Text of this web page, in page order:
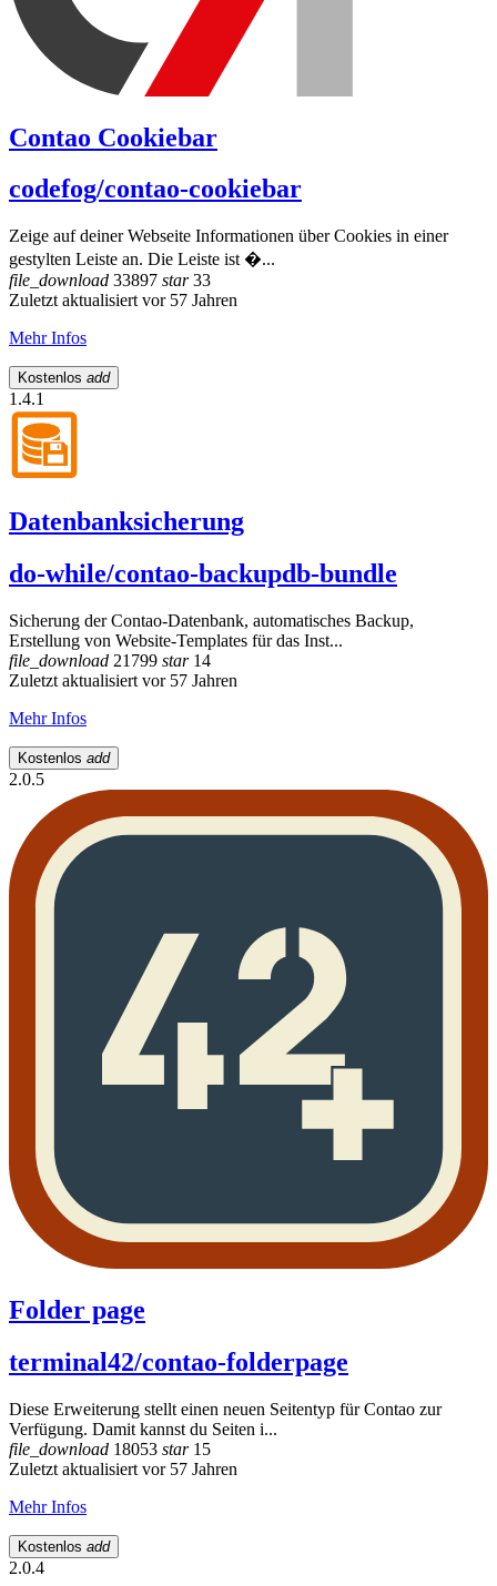
Contao Cookiebar
codefog/contao-cookiebar
Zeige auf deiner Webseite Informationen über Cookies in einer
gestylten Leiste an. Die Leiste ist �...
file_download 33897 star33
Zuletzt aktualisiert vor 57 Jahren
Mehr Infos
Kostenlos add
1.4.1
Datenbanksicherung
do-while/contao-backupdb-bundle
Sicherung der Contao-Datenbank, automatisches Backup,
Erstellung von Website-Templates für das Inst...
file_download 21799 star14
Zuletzt aktualisiert vor 57 Jahren
Mehr Infos
Kostenlos add
2.0.5
Folder page
terminal42/contao-folderpage
Diese Erweiterung stellt einen neuen Seitentyp für Contao zur
Verfügung. Damit kannst du Seiten i...
file_download 18053 star15
Zuletzt aktualisiert vor 57 Jahren
Mehr Infos
Kostenlos add
2.0.4